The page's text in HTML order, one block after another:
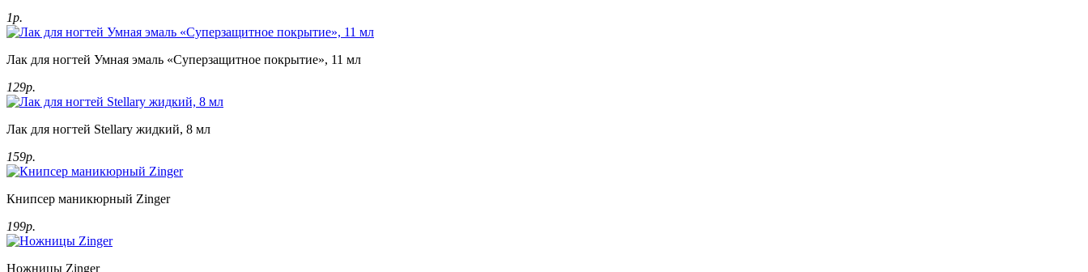
1р.
Лак для ногтей Умная эмаль «Суперзащитное покрытие», 11 мл
129р.
Лак для ногтей Stellary жидкий, 8 мл
159р.
Книпсер маникюрный Zinger
199р.
Ножницы Zinger